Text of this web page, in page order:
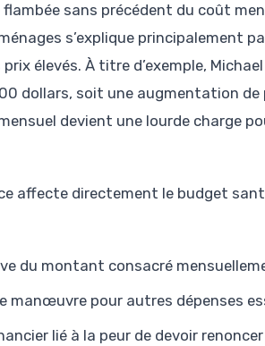
sans précédent du coût
s’explique principalement
élevés. À titre d’exemple,
dollars, soit une augmentation de
devient une lourde charge
affecte directement le budget
du montant consacré
manœuvre pour autres dépenses
lié à la peur de devoir